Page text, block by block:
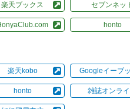
楽天ブックス セブンネッ
honto
楽天kobo Googleイーブ
honto 雑誌オンラ